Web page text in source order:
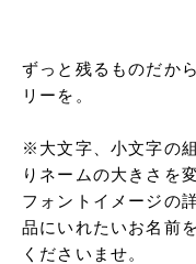
ずっと残るものだか
リーを。
※大文字、小文字の
りネームの大きさを
フォントイメージの
品にいれたいお名前
くださいませ。